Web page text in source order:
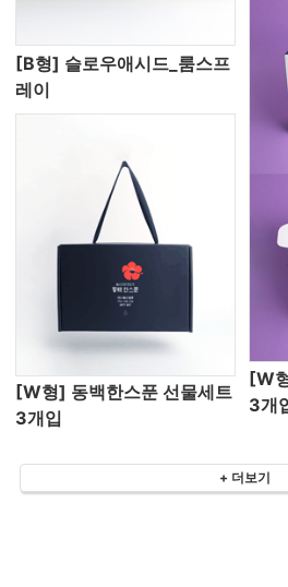
[B형] 슬로우애시드_룸스프
레이
[W형] 동백한스푼 선물세트
3개입
[W
3개
+ 더보기